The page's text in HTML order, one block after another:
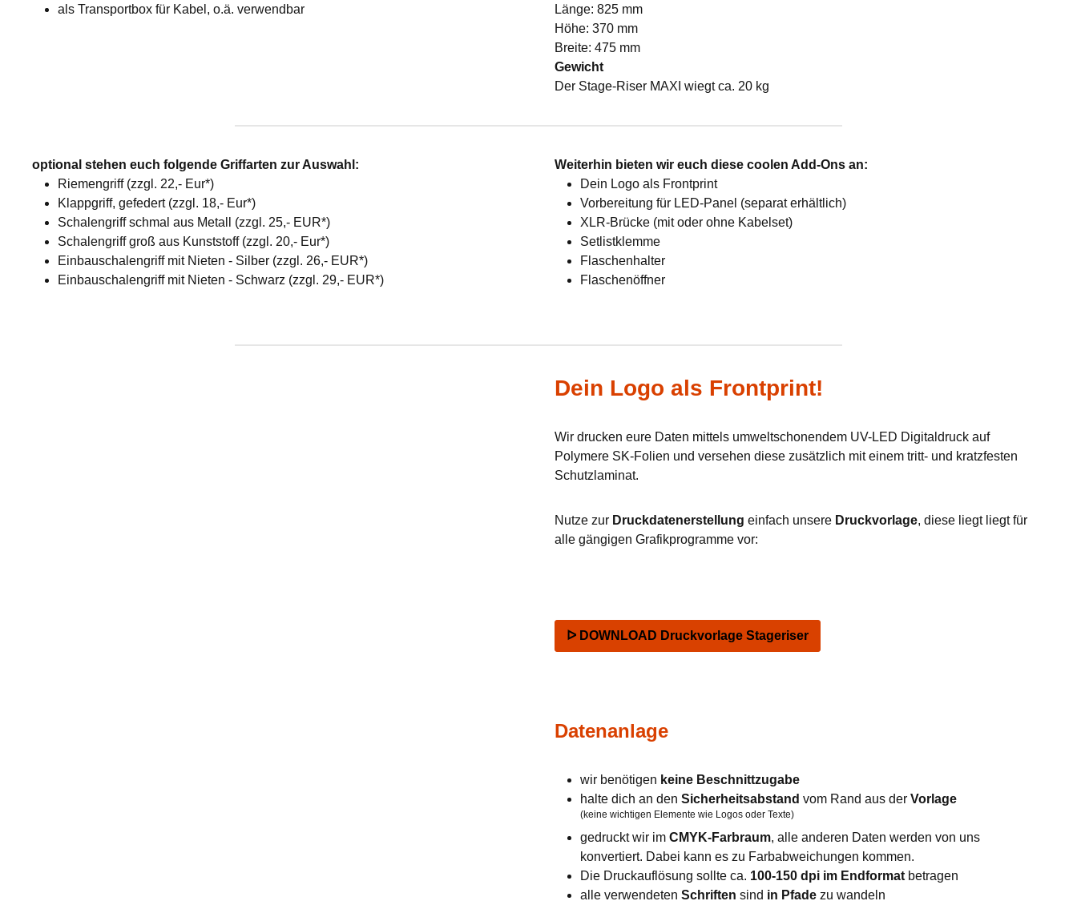
als Transportbox für Kabel, o.ä. verwendbar
Länge: 825 mm
Höhe: 370 mm
Breite: 475 mm
Gewicht
Der Stage-Riser MAXI wiegt ca. 20 kg
optional stehen euch folgende Griffarten zur Auswahl:
Riemengriff (zzgl. 22,- Eur*)
Klappgriff, gefedert (zzgl. 18,- Eur*)
Schalengriff schmal aus Metall (zzgl. 25,- EUR*)
Schalengriff groß aus Kunststoff (zzgl. 20,- Eur*)
Einbauschalengriff mit Nieten - Silber (zzgl. 26,- EUR*)
Einbauschalengriff mit Nieten - Schwarz (zzgl. 29,- EUR*)
Weiterhin bieten wir euch diese coolen Add-Ons an:
Dein Logo als Frontprint
Vorbereitung für LED-Panel (separat erhältlich)
XLR-Brücke (mit oder ohne Kabelset)
Setlistklemme
Flaschenhalter
Flaschenöffner
Dein Logo als Frontprint!
Wir drucken eure Daten mittels umweltschonendem UV-LED Digitaldruck auf
Polymere SK-Folien und versehen diese zusätzlich mit einem tritt- und kratzfesten
Schutzlaminat.
Nutze zur Druckdatenerstellung einfach unsere Druckvorlage, diese liegt liegt für
alle gängigen Grafikprogramme vor:
ᐅ DOWNLOAD Druckvorlage Stageriser
Datenanlage
wir benötigen keine Beschnittzugabe
halte dich an den Sicherheitsabstand vom Rand aus der Vorlage
(keine wichtigen Elemente wie Logos oder Texte)
gedruckt wir im CMYK-Farbraum, alle anderen Daten werden von uns
konvertiert. Dabei kann es zu Farbabweichungen kommen.
Die Druckauflösung sollte ca. 100-150 dpi im Endformat betragen
alle verwendeten Schriften sind in Pfade zu wandeln